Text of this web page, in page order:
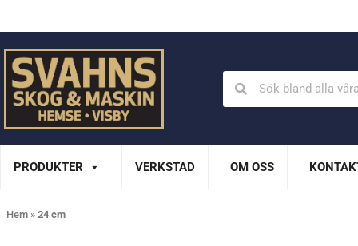
PRODUKTER VERKSTAD OM OSS
Hem » 24 cm